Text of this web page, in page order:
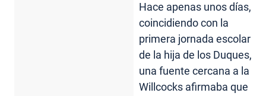
Hace apenas unos días,
coincidiendo con la
primera jornada escolar
de la hija de los Duques,
una fuente cercana a la
Willcocks afirmaba que